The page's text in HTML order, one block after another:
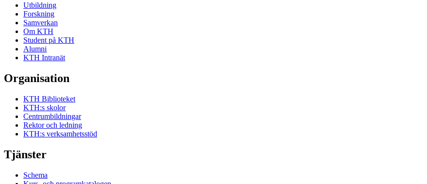
Utbildning
Forskning
Samverkan
Om KTH
Student på KTH
Alumni
KTH Intranät
Organisation
KTH Biblioteket
KTH:s skolor
Centrumbildningar
Rektor och ledning
KTH:s verksamhetsstöd
Tjänster
Schema